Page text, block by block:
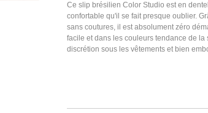
Ce slip brésilien Color Studio est en
confortable qu'il se fait presque oublier.
sans coutures, il est absolument zéro
facile et dans les couleurs tendance de la
discrétion sous les vêtements et bien